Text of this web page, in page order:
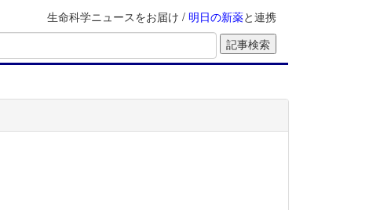
生命科学ニュースをお届け / 明日の新薬と連携